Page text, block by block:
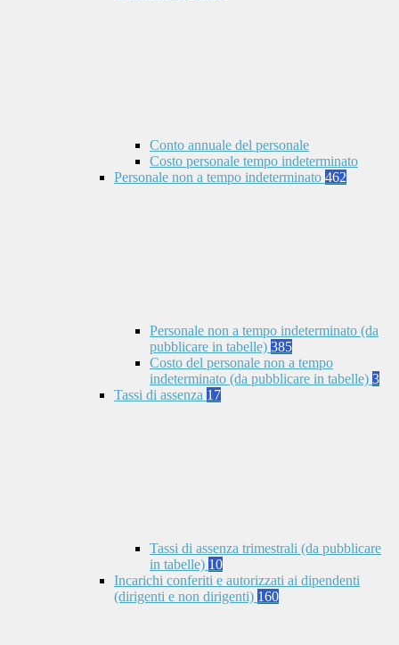
Conto annuale del personale
Costo personale tempo indeterminato
Personale non a tempo indeterminato 462
Personale non a tempo indeterminato (da
pubblicare in tabelle) 385
Costo del personale non a tempo
indeterminato (da pubblicare in tabelle) 3
Tassi di assenza 17
Tassi di assenza trimestrali (da pubblicare
in tabelle) 10
Incarichi conferiti e autorizzati ai dipendenti
(dirigenti e non dirigenti) 160